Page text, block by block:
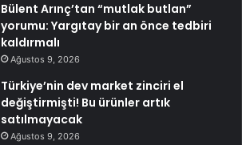
Bülent Arınç’tan “mutlak butlan”
yorumu: Yargıtay bir an önce tedbiri
kaldırmalı
Ağustos 9, 2026
Türkiye’nin dev market zinciri el
değiştirmişti! Bu ürünler artık
satılmayacak
Ağustos 9, 2026